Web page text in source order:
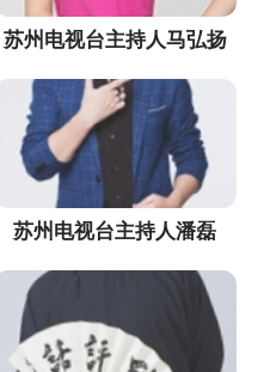
苏州电视台主持人马弘扬
苏州电视台主持人潘磊